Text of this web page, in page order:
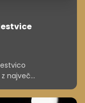
največ
se v preteklosti